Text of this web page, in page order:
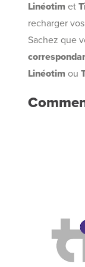
Linéotim et
recharger
Sachez que
Linéotim ou